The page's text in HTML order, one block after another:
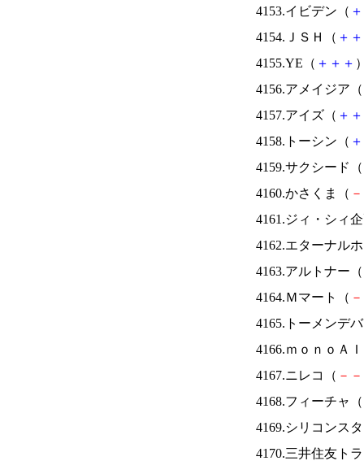
4153.イビデン（ ＋
4154.ＪＳＨ（ ＋ ＋
4155.YE（ ＋ ＋ ＋
4156.アメイジア（
4157.アイズ（ ＋ ＋
4158.トーシン（ ＋
4159.サクシード（
4160.かさくま（ －
4161.ジィ・シィ
4162.エターナル
4163.アルトナー（
4164.Ｍマート（ －
4165.トーメンデ
4166.ｍｏｎｏＡ
4167.ニレコ（ － －
4168.フィーチャ（
4169.シリコンス
4170.三井住友ト